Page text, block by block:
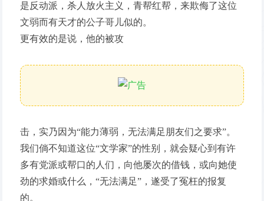
是反动派，杀人放火主义，青帮红帮，来欺侮了这位
文弱而有天才的公子哥儿似的。
更有效的是说，他的被攻
击，实乃因为“能力薄弱，无法满足朋友们之要求”。
我们倘不知道这位“文学家”的性别，就会疑心到有许
多有党派或帮口的人们，向他屡次的借钱，或向她使
劲的求婚或什么，“无法满足”，遂受了冤枉的报复
的。